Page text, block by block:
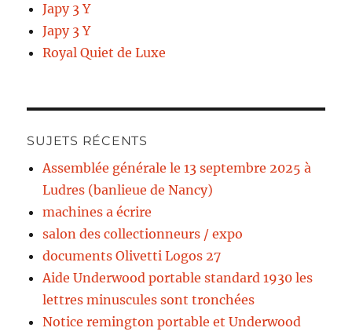
Japy 3 Y
Japy 3 Y
Royal Quiet de Luxe
SUJETS RÉCENTS
Assemblée générale le 13 septembre 2025 à
Ludres (banlieue de Nancy)
machines a écrire
salon des collectionneurs / expo
documents Olivetti Logos 27
Aide Underwood portable standard 1930 les
lettres minuscules sont tronchées
Notice remington portable et Underwood